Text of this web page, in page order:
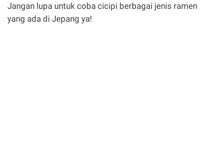
Jangan lupa untuk coba cicipi berbagai jenis ramen
yang ada di Jepang ya!